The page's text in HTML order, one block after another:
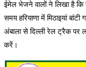
ईमेल भेजने वालों ने लिखा है
समय हरियाणा में मिठाइयां
अंबाला से दिल्ली रेल ट्रैक पर
करें।